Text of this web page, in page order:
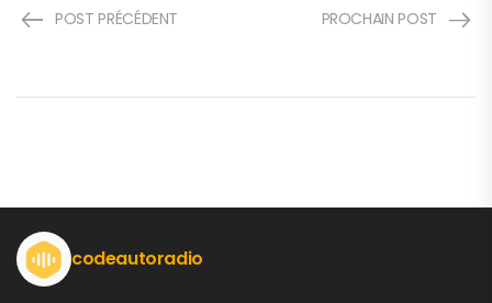
POST PRÉCÉDENT PROCHAIN POST
codeautoradio